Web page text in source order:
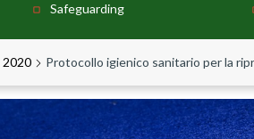
Safeguarding
2020 Protocollo igienico sanitario per la